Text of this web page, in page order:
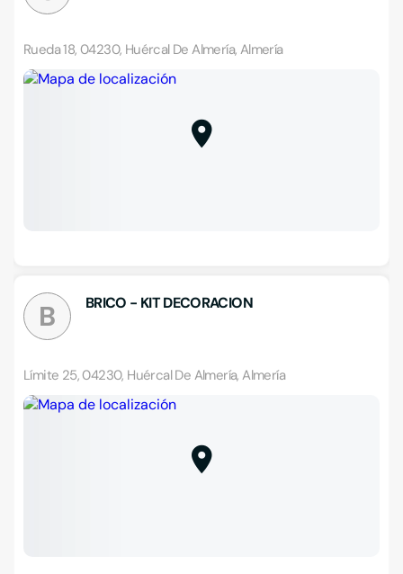
Rueda 18, 04230, Huércal De Almería, Almería
B BRICO - KIT DECORACION
Límite 25, 04230, Huércal De Almería, Almería